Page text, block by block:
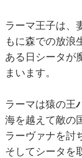
ラーマ王子は、
もに森での放浪
ある日シータが
まいます。
ラーマは猿の王
海を越えて敵の
ラーヴァナを討
そしてシータを